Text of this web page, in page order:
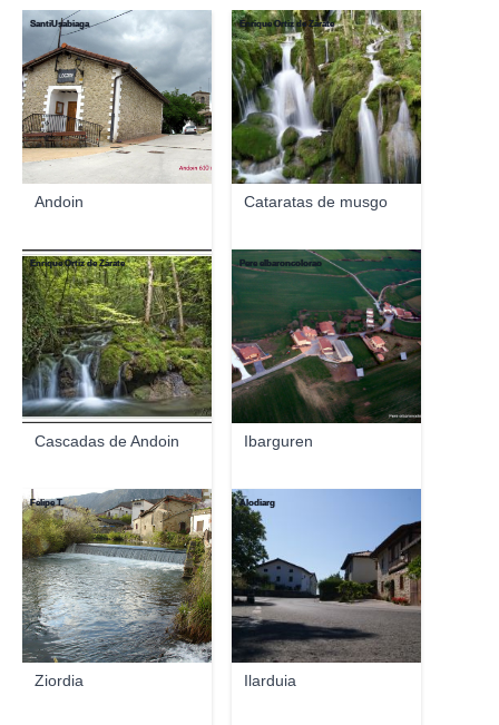
Andoin
SantiUsabiaga
Cataratas de musgo
Enrique Ortiz de Zárate
Cascadas de Andoin
Enrique Ortiz de Zárate
Ibarguren
Pere elbaroncolorao
Ziordia
Felipe T.
Ilarduia
Alodiarg